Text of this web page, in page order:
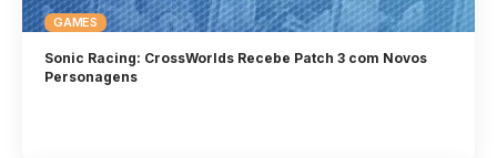
GAMES
Sonic Racing: CrossWorlds Recebe Patch 3 com Novos
Personagens